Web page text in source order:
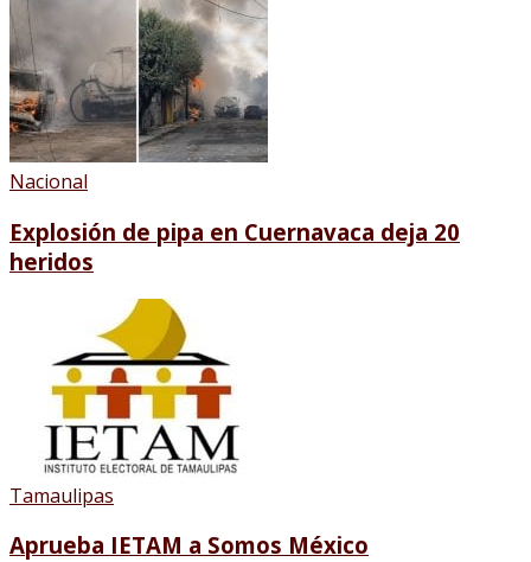
Nacional
Explosión de pipa en Cuernavaca deja 20
heridos
Tamaulipas
Aprueba IETAM a Somos México